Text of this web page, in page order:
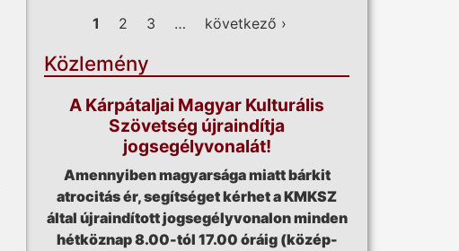
Oldalak
1 2 3 … következő ›
Közlemény
A Kárpátaljai Magyar Kulturális
Szövetség újraindítja
jogsegélyvonalát!
Amennyiben magyarsága miatt bárkit
atrocitás ér, segítséget kérhet a KMKSZ
által újraindított jogsegélyvonalon minden
hétköznap 8.00-tól 17.00 óráig (közép-